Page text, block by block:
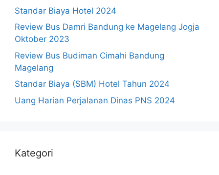
Standar Biaya Hotel 2024
Review Bus Damri Bandung ke Magelang Jogja
Oktober 2023
Review Bus Budiman Cimahi Bandung
Magelang
Standar Biaya (SBM) Hotel Tahun 2024
Uang Harian Perjalanan Dinas PNS 2024
Kategori